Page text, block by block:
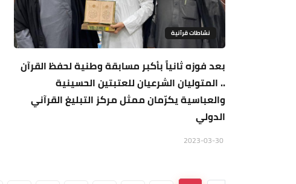
نشاطات قرآنية
بعد فوزه ثانياً بأكبر مسابقة وطنية لحفظ القرآن
.. المتوليان الشرعيان للعتبتين الحسينية
والعباسية يكرّمان ممثل مركز التبليغ القرآني
الدولي